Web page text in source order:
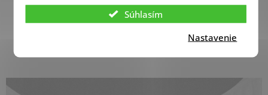
Súhlasím
Nastavenie
18 % polyesteru
+ 100% polyuretánová PU podložka